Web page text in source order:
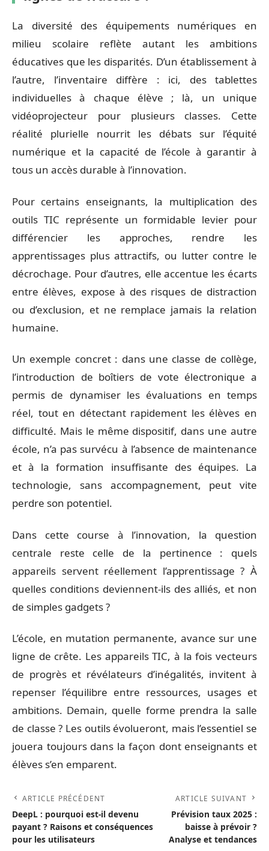
La diversité des équipements numériques en
milieu scolaire reflète autant les ambitions
éducatives que les disparités. D’un établissement à
l’autre, l’inventaire diffère : ici, des tablettes
individuelles à chaque élève ; là, un unique
vidéoprojecteur pour plusieurs classes. Cette
réalité plurielle nourrit les débats sur l’équité
numérique et la capacité de l’école à garantir à
tous un accès durable à l’innovation.
Pour certains enseignants, la multiplication des
outils TIC représente un formidable levier pour
différencier les approches, rendre les
apprentissages plus attractifs, ou lutter contre le
décrochage. Pour d’autres, elle accentue les écarts
entre élèves, expose à des risques de distraction
ou d’exclusion, et ne remplace jamais la relation
humaine.
Un exemple concret : dans une classe de collège,
l’introduction de boîtiers de vote électronique a
permis de dynamiser les évaluations en temps
réel, tout en détectant rapidement les élèves en
difficulté. Mais le même dispositif, dans une autre
école, n’a pas survécu à l’absence de maintenance
et à la formation insuffisante des équipes. La
technologie, sans accompagnement, peut vite
perdre son potentiel.
Dans cette course à l’innovation, la question
centrale reste celle de la pertinence : quels
appareils servent réellement l’apprentissage ? À
quelles conditions deviennent-ils des alliés, et non
de simples gadgets ?
L’école, en mutation permanente, avance sur une
ligne de crête. Les appareils TIC, à la fois vecteurs
de progrès et révélateurs d’inégalités, invitent à
repenser l’équilibre entre ressources, usages et
ambitions. Demain, quelle forme prendra la salle
de classe ? Les outils évolueront, mais l’essentiel se
jouera toujours dans la façon dont enseignants et
élèves s’en emparent.
ARTICLE PRÉCÉDENT
DeepL : pourquoi est-il devenu
payant ? Raisons et conséquences
pour les utilisateurs
ARTICLE SUIVANT
Prévision taux 2025 :
baisse à prévoir ?
Analyse et tendances